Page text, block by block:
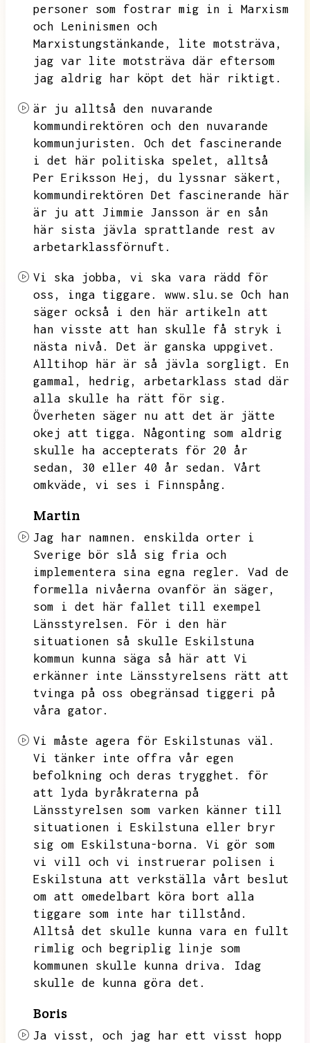
personer som fostrar mig in i Marxism
och Leninismen och
Marxistungstänkande,
lite motsträva,
jag var lite motsträva där eftersom
jag aldrig har köpt det här riktigt.
är ju alltså den nuvarande
kommundirektören och den nuvarande
kommunjuristen.
Och det fascinerande
i det här politiska spelet,
alltså
Per Eriksson Hej,
du lyssnar säkert,
kommundirektören Det fascinerande här
är ju att Jimmie Jansson är en sån
här sista jävla sprattlande rest av
arbetarklassförnuft.
Vi ska jobba,
vi ska vara rädd för
oss,
inga tiggare. www.slu.se Och han
säger också i den här artikeln att
han visste att han skulle få stryk i
nästa nivå.
Det är ganska uppgivet.
Alltihop här är så jävla sorgligt.
En
gammal,
hedrig,
arbetarklass stad där
alla skulle ha rätt för sig.
Överheten säger nu att det är jätte
okej att tigga.
Någonting som aldrig
skulle ha accepterats för 20 år
sedan,
30 eller 40 år sedan.
Vårt
omkväde,
vi ses i Finnspång.
Martin
Jag har namnen.
enskilda orter i
Sverige bör slå sig fria och
implementera sina egna regler.
Vad de
formella nivåerna ovanför än säger,
som i det här fallet till exempel
Länsstyrelsen.
För i den här
situationen så skulle Eskilstuna
kommun kunna säga så här att Vi
erkänner inte Länsstyrelsens rätt att
tvinga på oss obegränsad tiggeri på
våra gator.
Vi måste agera för Eskilstunas väl.
Vi tänker inte offra vår egen
befolkning och deras trygghet.
för
att lyda byråkraterna på
Länsstyrelsen som varken känner till
situationen i Eskilstuna eller bryr
sig om Eskilstuna-borna.
Vi gör som
vi vill och vi instruerar polisen i
Eskilstuna att verkställa vårt beslut
om att omedelbart köra bort alla
tiggare som inte har tillstånd.
Alltså det skulle kunna vara en fullt
rimlig och begriplig linje som
kommunen skulle kunna driva.
Idag
skulle de kunna göra det.
Boris
Ja visst,
och jag har ett visst hopp